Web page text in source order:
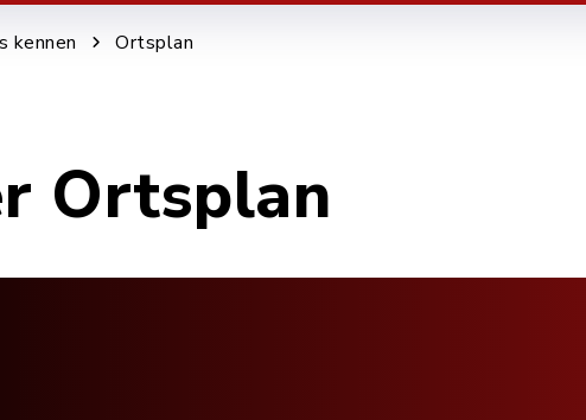
kennen Ortsplan
Ortsplan